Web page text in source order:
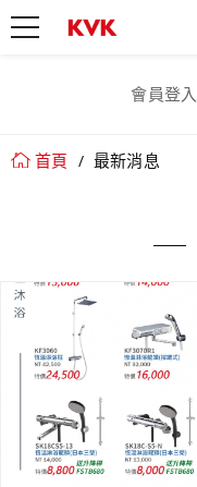
會員登入
首頁 最新消息